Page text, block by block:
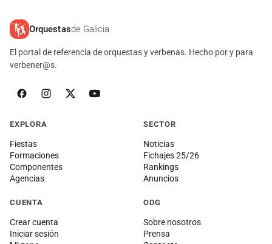
Orquestasde Galicia
El portal de referencia de orquestas y verbenas. Hecho por y para
verbener@s.
EXPLORA
Fiestas
Formaciones
Componentes
Agencias
SECTOR
Noticias
Fichajes 25/26
Rankings
Anuncios
CUENTA
Crear cuenta
Iniciar sesión
ODG
Sobre nosotros
Prensa
Contacto